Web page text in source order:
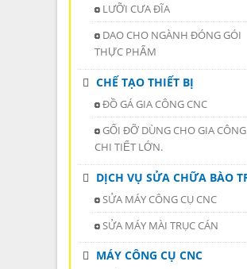
LƯỠI CƯA ĐĨA
DAO CHO NGÀNH ĐÓNG GÓI
THỰC PHẨM
CHẾ TẠO THIẾT BỊ
ĐỒ GÁ GIA CÔNG CNC
GỐI ĐỠ DÙNG CHO GIA CÔNG
CHI TIẾT LỚN.
DỊCH VỤ SỬA CHỮA BÀO
SỬA MÁY CÔNG CỤ CNC
SỬA MÁY MÀI TRỤC CÁN
MÁY CÔNG CỤ CNC